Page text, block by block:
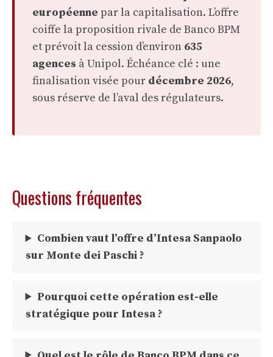
européenne par la capitalisation. L’offre
coiffe la proposition rivale de Banco BPM
et prévoit la cession d’environ 635
agences à Unipol. Échéance clé : une
finalisation visée pour décembre 2026,
sous réserve de l’aval des régulateurs.
Questions fréquentes
Combien vaut l’offre d’Intesa Sanpaolo
sur Monte dei Paschi ?
Pourquoi cette opération est-elle
stratégique pour Intesa ?